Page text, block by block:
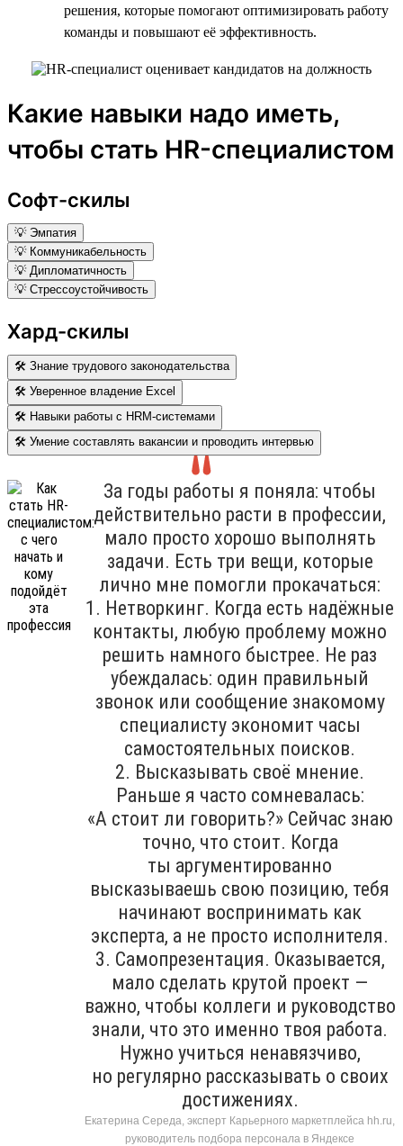
решения, которые помогают оптимизировать работу
команды и повышают её эффективность.
Какие навыки надо иметь,
чтобы стать HR-специалистом
Софт-скилы
💡 Эмпатия
💡 Коммуникабельность
💡 Дипломатичность
💡 Стрессоустойчивость
Хард-скилы
🛠 Знание трудового законодательства
🛠 Уверенное владение Excel
🛠 Навыки работы с HRM-системами
🛠 Умение составлять вакансии и проводить интервью
За годы работы я поняла: чтобы
действительно расти в профессии,
мало просто хорошо выполнять
задачи. Есть три вещи, которые
лично мне помогли прокачаться:
1. Нетворкинг. Когда есть надёжные
контакты, любую проблему можно
решить намного быстрее. Не раз
убеждалась: один правильный
звонок или сообщение знакомому
специалисту экономит часы
самостоятельных поисков.
2. Высказывать своё мнение.
Раньше я часто сомневалась:
«А стоит ли говорить?» Сейчас знаю
точно, что стоит. Когда
ты аргументированно
высказываешь свою позицию, тебя
начинают воспринимать как
эксперта, а не просто исполнителя.
3. Самопрезентация. Оказывается,
мало сделать крутой проект —
важно, чтобы коллеги и руководство
знали, что это именно твоя работа.
Нужно учиться ненавязчиво,
но регулярно рассказывать о своих
достижениях.
Екатерина Середа, эксперт Карьерного маркетплейса hh.ru,
руководитель подбора персонала в Яндексе